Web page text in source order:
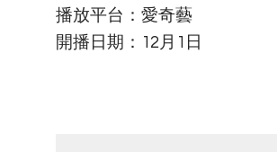
播放平台：愛奇藝
開播日期：12月1日